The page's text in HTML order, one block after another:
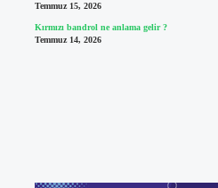
Temmuz 15, 2026
Kırmızı bandrol ne anlama gelir ?
Temmuz 14, 2026